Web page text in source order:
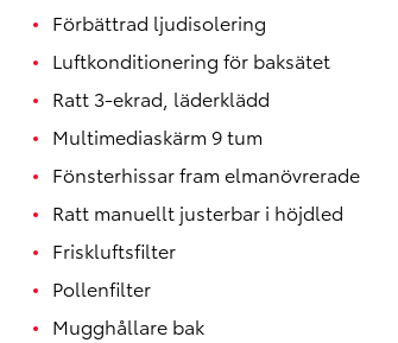
Förbättrad ljudisolering
Luftkonditionering för baksätet
Ratt 3-ekrad, läderklädd
Multimediaskärm 9 tum
Fönsterhissar fram elmanövrerade
Ratt manuellt justerbar i höjdled
Friskluftsfilter
Pollenfilter
Mugghållare bak